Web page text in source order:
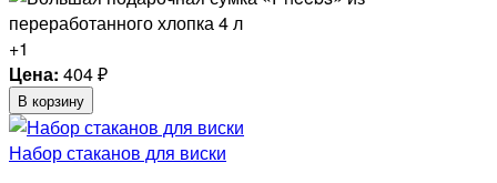
+1
Цена: 404₽
В корзину
Набор стаканов для виски